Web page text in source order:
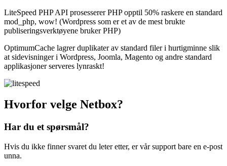
LiteSpeed PHP API prosesserer PHP opptil 50% raskere en standard
mod_php, wow! (Wordpress som er et av de mest brukte
publiseringsverktøyene bruker PHP)
OptimumCache lagrer duplikater av standard filer i hurtigminne slik
at sidevisninger i Wordpress, Joomla, Magento og andre standard
applikasjoner serveres lynraskt!
Hvorfor velge Netbox?
Har du et spørsmål?
Hvis du ikke finner svaret du leter etter, er vår support bare en e-post
unna.